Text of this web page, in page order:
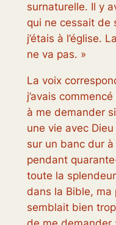
surnaturelle. Il y
qui ne cessait de
j’étais à l’église.
ne va pas. »
La voix
j’avais
à me demander
une vie avec
sur un banc dur
pendant
toute la
dans la Bible, ma
semblait bien